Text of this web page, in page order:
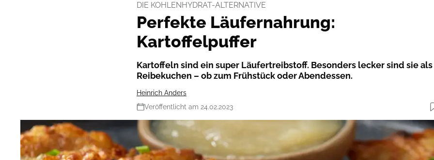
DIE KOHLENHYDRAT-ALTERNATIVE
Perfekte Läufernahrung:
Kartoffelpuffer
Kartoffeln sind ein super ­Läufertreibstoff. Besonders lecker sind sie als
Reibekuchen – ob zum Frühstück oder Abendessen.
Heinrich Anders
Veröffentlicht am 24.02.2023